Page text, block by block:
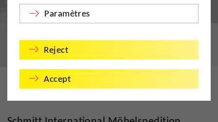
Allemagne
Paramètres
Reject
Accept